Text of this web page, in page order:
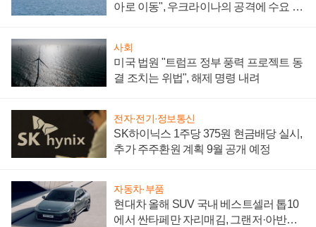
아로 이동", 우크라이나의 공격에 수요 늘
사회
미국 법원 "트럼프 정부 풍력 프로젝트 동
결 조치는 위법", 해제 명령 내려
전자·전기·정보통신
SK하이닉스 1주당 375원 현금배당 실시,
추가 주주환원 계획 9월 공개 예정
자동차·부품
현대차 올해 SUV 국내 베스트셀러 톱10
에서 싼타페만 자리매김, 그랜저·아반떼